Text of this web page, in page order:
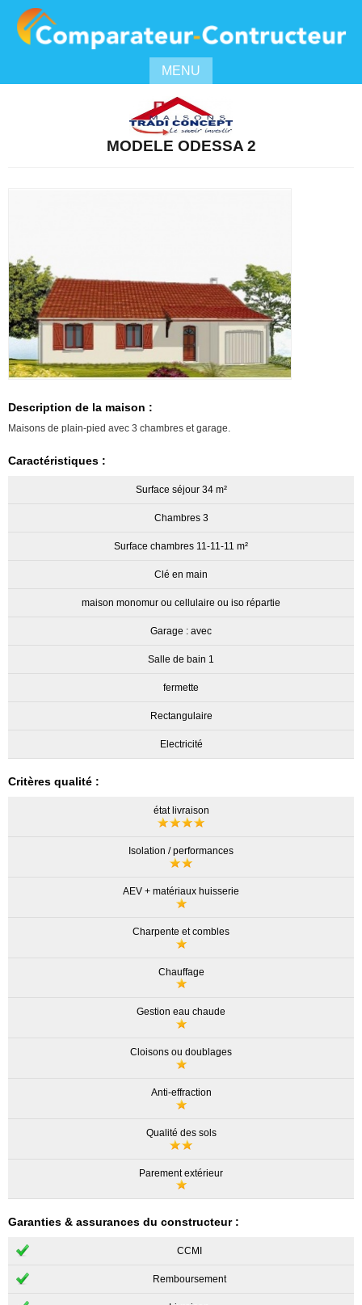
MENU
MODELE ODESSA 2
Description de la maison :
Maisons de plain-pied avec 3 chambres et garage.
Caractéristiques :
Surface séjour 34 m²
Chambres 3
Surface chambres 11-11-11 m²
Clé en main
maison monomur ou cellulaire ou iso répartie
Garage : avec
Salle de bain 1
fermette
Rectangulaire
Electricité
Critères qualité :
état livraison
Isolation / performances
AEV + matériaux huisserie
Charpente et combles
Chauffage
Gestion eau chaude
Cloisons ou doublages
Anti-effraction
Qualité des sols
Parement extérieur
Garanties & assurances du constructeur :
CCMI
Remboursement